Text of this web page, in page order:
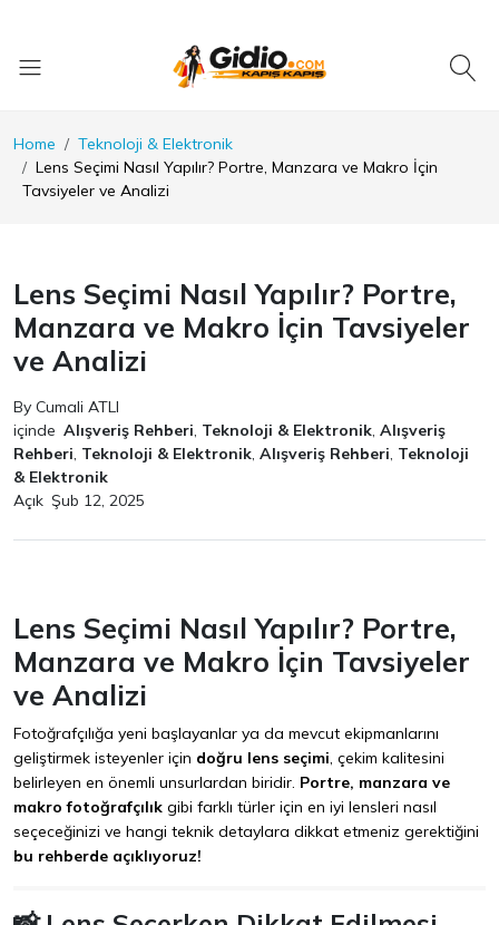
Home
Teknoloji & Elektronik
Lens Seçimi Nasıl Yapılır? Portre, Manzara ve Makro İçin
Tavsiyeler ve Analizi
Lens Seçimi Nasıl Yapılır? Portre,
Manzara ve Makro İçin Tavsiyeler
ve Analizi
By Cumali ATLI
içinde Alışveriş Rehberi, Teknoloji & Elektronik, Alışveriş
Rehberi, Teknoloji & Elektronik, Alışveriş Rehberi, Teknoloji
& Elektronik
Açık Şub 12, 2025
Lens Seçimi Nasıl Yapılır? Portre,
Manzara ve Makro İçin Tavsiyeler
ve Analizi
Fotoğrafçılığa yeni başlayanlar ya da mevcut ekipmanlarını
geliştirmek isteyenler için doğru lens seçimi, çekim kalitesini
belirleyen en önemli unsurlardan biridir. Portre, manzara ve
makro fotoğrafçılık gibi farklı türler için en iyi lensleri nasıl
seçeceğinizi ve hangi teknik detaylara dikkat etmeniz gerektiğini
bu rehberde açıklıyoruz!